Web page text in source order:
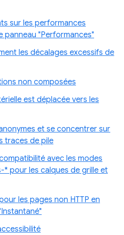
sur les performances
panneau "Performances"
les décalages excessifs de
non composées
est déplacée vers les
et se concentrer sur
traces de pile
avec les modes
* pour les calques de grille et
les pages non HTTP en